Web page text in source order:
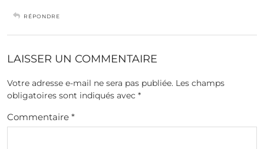
RÉPONDRE
LAISSER UN COMMENTAIRE
Votre adresse e-mail ne sera pas publiée. Les champs
obligatoires sont indiqués avec *
Commentaire *